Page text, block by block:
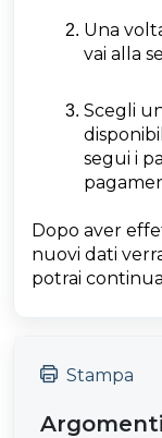
Una
vai alla
Scegli
segui i
Dopo aver
nuovi dati
potrai
Stampa